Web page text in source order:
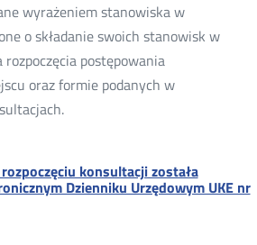
wyrażeniem stanowiska w
o składanie swoich stanowisk w
postępowania
oraz formie podanych w
konsultacji została
Dzienniku Urzędowym UKE nr